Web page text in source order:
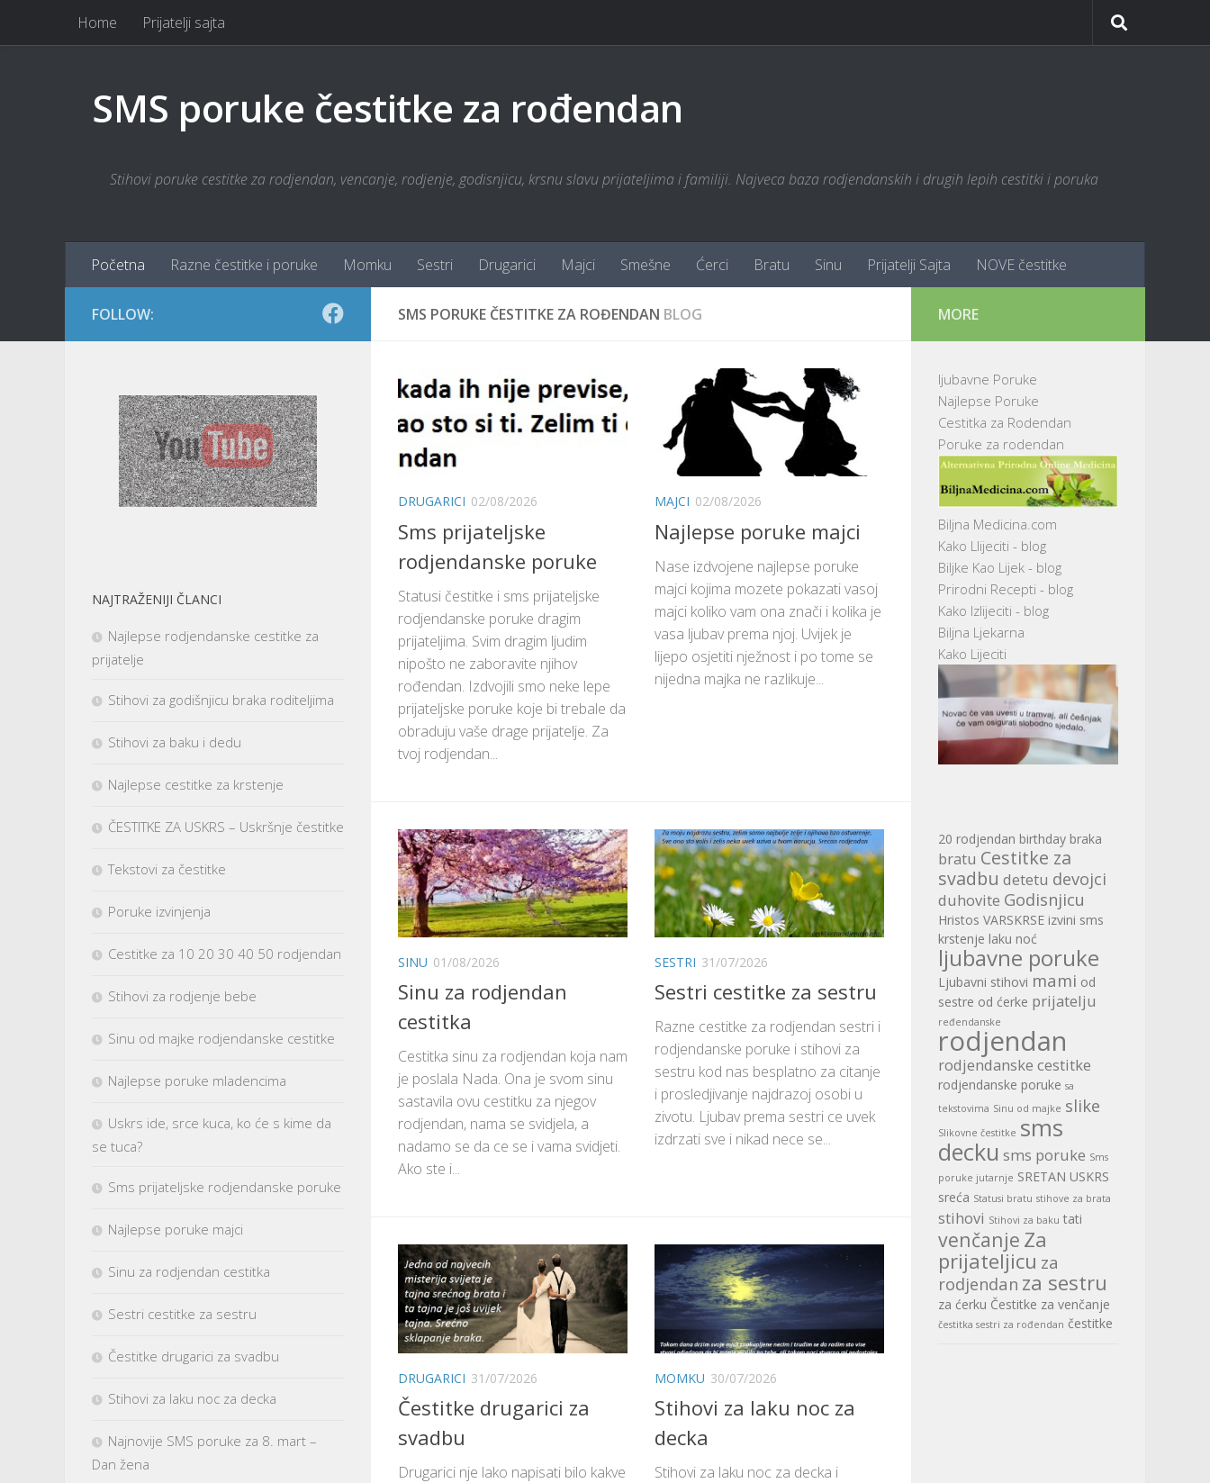
Skip to content
Home Prijatelji sajta
SMS poruke čestitke za rođendan
Stihovi poruke cestitke za rodjendan, vencanje, rodjenje, godisnjicu, krsnu slavu prijateljima i familiji. Najveca baza rodjendanskih i drugih lepih cestitki i poruka
Početna Razne čestitke i poruke Momku Sestri Drugarici Majci Smešne Ćerci Bratu Sinu Prijatelji Sajta NOVE čestitke
SMS PORUKE ČESTITKE ZA ROĐENDAN BLOG
DRUGARICI 02/08/2026
Sms prijateljske
rodjendanske poruke
Statusi čestitke i sms prijateljske
rodjendanske poruke dragim
prijateljima. Svim dragim ljudim
nipošto ne zaboravite njihov
rođendan. Izdvojili smo neke lepe
prijateljske poruke koje bi trebale da
obraduju vaše drage prijatelje. Za
tvoj rodjendan...
MAJCI 02/08/2026
Najlepse poruke majci
Nase izdvojene najlepse poruke
majci kojima mozete pokazati vasoj
majci koliko vam ona znači i kolika je
vasa ljubav prema njoj. Uvijek je
lijepo osjetiti nježnost i po tome se
nijedna majka ne razlikuje...
SINU 01/08/2026
Sinu za rodjendan
cestitka
Cestitka sinu za rodjendan koja nam
je poslala Nada. Ona je svom sinu
sastavila ovu cestitku za njegov
rodjendan, nama se svidjela, a
nadamo se da ce se i vama svidjeti.
Ako ste i...
SESTRI 31/07/2026
Sestri cestitke za sestru
Razne cestitke za rodjendan sestri i
rodjendanske poruke i stihovi za
sestru kod nas besplatno za citanje
i prosledjivanje najdrazoj osobi u
zivotu. Ljubav prema sestri ce uvek
izdrzati sve i nikad nece se...
DRUGARICI 31/07/2026
Čestitke drugarici za
svadbu
Drugarici nje lako napisati bilo kakve
MOMKU 30/07/2026
Stihovi za laku noc za
decka
Stihovi za laku noc za decka i
FOLLOW:
NAJTRAŽENIJI ČLANCI
Najlepse rodjendanske cestitke za
prijatelje
Stihovi za godišnjicu braka roditeljima
Stihovi za baku i dedu
Najlepse cestitke za krstenje
ČESTITKE ZA USKRS – Uskršnje čestitke
Tekstovi za čestitke
Poruke izvinjenja
Cestitke za 10 20 30 40 50 rodjendan
Stihovi za rodjenje bebe
Sinu od majke rodjendanske cestitke
Najlepse poruke mladencima
Uskrs ide, srce kuca, ko će s kime da
se tuca?
Sms prijateljske rodjendanske poruke
Najlepse poruke majci
Sinu za rodjendan cestitka
Sestri cestitke za sestru
Čestitke drugarici za svadbu
Stihovi za laku noc za decka
Najnovije SMS poruke za 8. mart –
Dan žena
MORE
ljubavne Poruke
Najlepse Poruke
Cestitka za Rodendan
Poruke za rodendan
Biljna Medicina.com
Kako Llijeciti - blog
Biljke Kao Lijek - blog
Prirodni Recepti - blog
Kako Izlijeciti - blog
Biljna Ljekarna
Kako Lijeciti
20 rodjendan birthday braka
bratu Cestitke za
svadbu detetu devojci
duhovite Godisnjicu
Hristos VARSKRSE izvini sms
krstenje laku noć
ljubavne poruke
Ljubavni stihovi mami od
sestre od ćerke prijatelju
ređendanske
rodjendan
rodjendanske cestitke
rodjendanske poruke sa
tekstovima Sinu od majke slike
Slikovne čestitke sms
decku sms poruke Sms
poruke jutarnje SRETAN USKRS
sreća Statusi bratu stihove za brata
stihovi Stihovi za baku tati
venčanje Za
prijateljicu za
rodjendan za sestru
za ćerku Čestitke za venčanje
čestitka sestri za rođendan čestitke